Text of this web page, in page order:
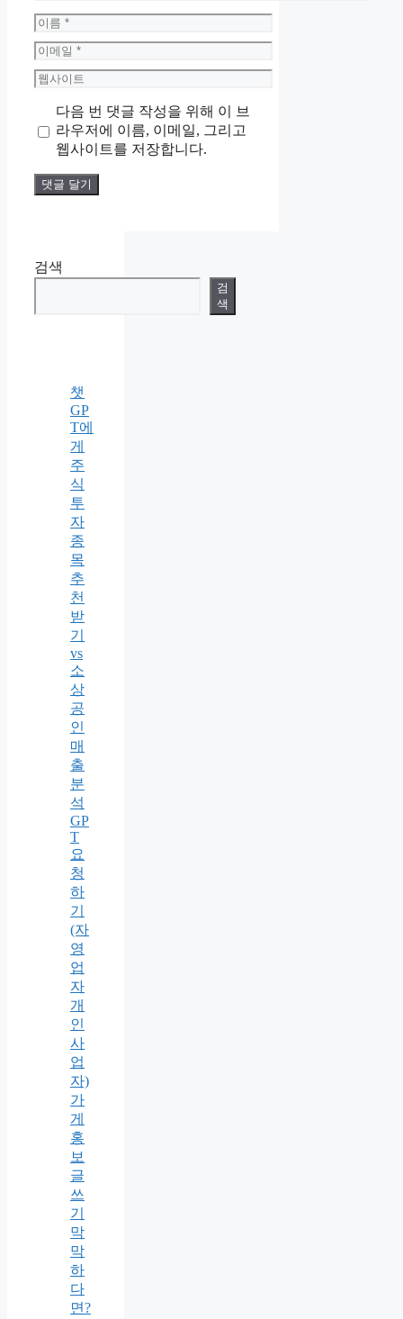
이
름
이
메
일
웹
트
다음 번 댓글 작성을 위해 이 브
라우저에 이름, 이메일, 그리고
웹사이트를 저장합니다.
검색
검
색
챗
GP
T에
게
주
식
투
자
종
목
추
천
받
기
vs
소
상
공
인
매
출
분
석
GP
T
요
청
하
기
(자
영
업
자
개
인
사
업
자)
가
게
홍
보
글
쓰
기
막
막
하
다
면?